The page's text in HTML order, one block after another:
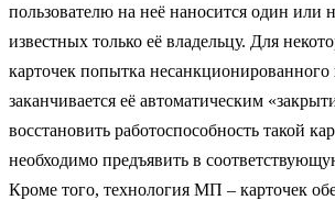
пользователю на неё наносится один или
известных только её владельцу. Для
карточек попытка несанкционированного
заканчивается её автоматическим
восстановить работоспособность такой
необходимо предъявить в
Кроме того, технология МП – карточек